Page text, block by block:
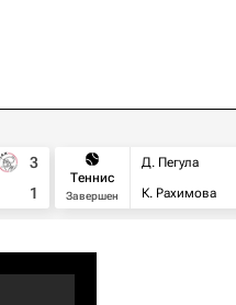
3
1
Теннис
Завершен
Д. Пегула
К. Рахимова